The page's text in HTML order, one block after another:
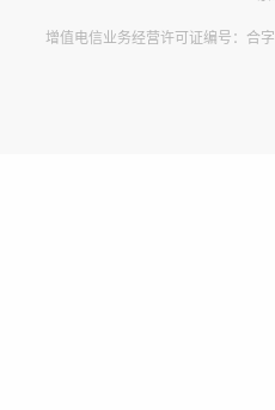
增值电信业务经营许可证编号：合